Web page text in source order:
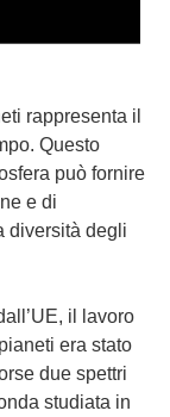
rappresenta il
Questo
può fornire
e di
diversità degli
il lavoro
era stato
due spettri
studiata in